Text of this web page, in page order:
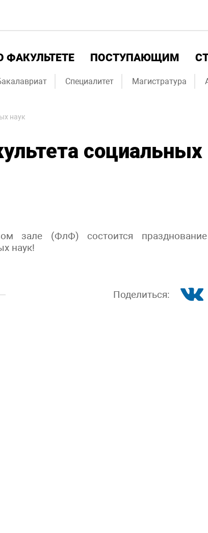
ФАКУЛЬТЕТЕ ПОСТУПАЮЩИМ
Специалитет Магистратура
наук
социальных
зале (ФлФ) состоится празднование
наук!
Поделиться: